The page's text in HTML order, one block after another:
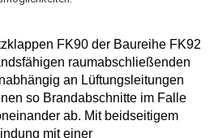
FK90 der Baureihe FK92
raumabschließenden
an Lüftungsleitungen
so Brandabschnitte im Falle
ab. Mit beidseitigem
mit einer